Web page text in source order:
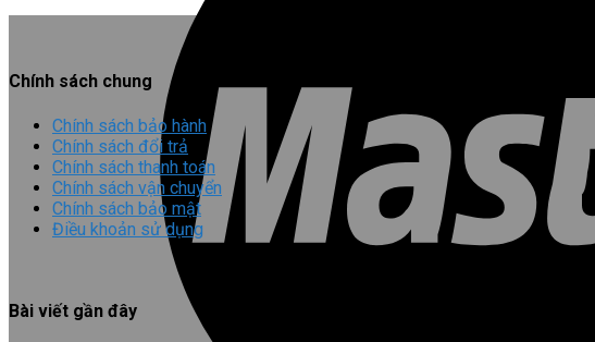
Chính sách chung
Chính sách bảo hành
Chính sách đổi trả
Chính sách thanh toán
Chính sách vận chuyển
Chính sách bảo mật
Điều khoản sử dụng
Bài viết gần đây